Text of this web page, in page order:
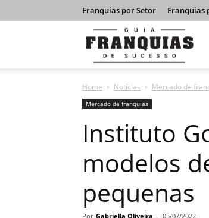
Franquias por Setor Franquias
de
Home Notícias Mercado de
Mercado de franquias
Instituto
modelos
pequenas
Por Gabriella Oliveira - 05/07/2022